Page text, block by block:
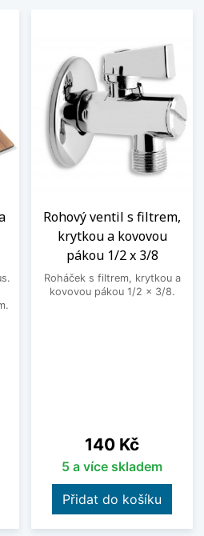
Rohový ventil s filtrem,
krytkou a kovovou
pákou 1/2 x 3/8
Roháček s filtrem, krytkou a
kovovou pákou 1/2 x 3/8.
Cena
140 Kč
5 a více skladem
Přidat do košíku